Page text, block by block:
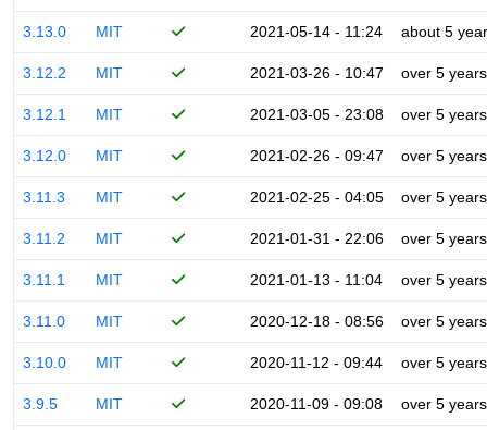
3.13.0 MIT 2021-05-14 - 11:24 about 5
3.12.2 MIT 2021-03-26 - 10:47 over 5 years
3.12.1 MIT 2021-03-05 - 23:08 over 5 years
3.12.0 MIT 2021-02-26 - 09:47 over 5 years
3.11.3 MIT 2021-02-25 - 04:05 over 5 years
3.11.2 MIT 2021-01-31 - 22:06 over 5 years
3.11.1 MIT 2021-01-13 - 11:04 over 5 years
3.11.0 MIT 2020-12-18 - 08:56 over 5 years
3.10.0 MIT 2020-11-12 - 09:44 over 5 years
3.9.5 MIT 2020-11-09 - 09:08 over 5 years